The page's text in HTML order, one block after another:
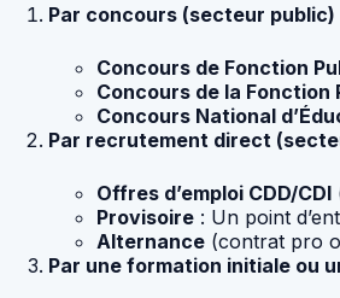
Par concours (secteur public)
Concours de Fonction
Concours de la Fonction
Concours National
Par recrutement direct
Offres d’emploi CDD/CDI
Provisoire : Un point
Alternance (contrat pro
Par une formation initiale ou